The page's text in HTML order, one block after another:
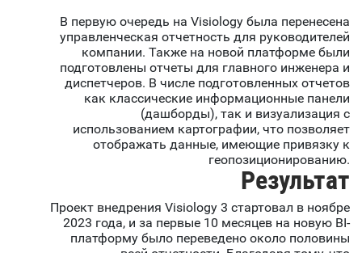
В первую очередь на Visiology была перенесена
управленческая отчетность для руководителей
компании. Также на новой платформе были
подготовлены отчеты для главного инженера и
диспетчеров. В числе подготовленных отчетов
как классические информационные панели
(дашборды), так и визуализация с
использованием картографии, что позволяет
отображать данные, имеющие привязку к
геопозиционированию.
Результат
Проект внедрения Visiology 3 стартовал в ноябре
2023 года, и за первые 10 месяцев на новую BI-
платформу было переведено около половины